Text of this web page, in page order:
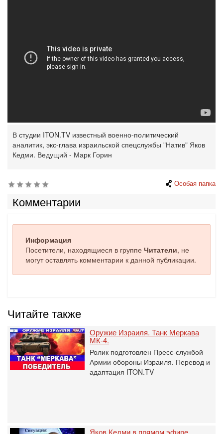
В студии ITON.TV известный военно-политический
аналитик, экс-глава израильской спецслужбы "Натив" Яков
Кедми. Ведущий - Марк Горин
Особая папка
Комментарии
Информация
Посетители, находящиеся в группе Читатели, не
могут оставлять комментарии к данной публикации.
Читайте также
Оружие Израиля. Танк Меркава
МК-4.
Ролик подготовлен Пресс-службой
Армии обороны Израиля. Перевод и
адаптация ITON.TV
Яков Кедми в прямом эфире